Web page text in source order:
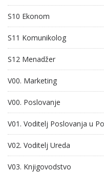
S10 Ekonom
S11 Komunikolog
S12 Menadžer
V00. Marketing
V00. Poslovanje
V01. Voditelj Poslovanja u
V02. Voditelj Ureda
V03. Knjigovodstvo